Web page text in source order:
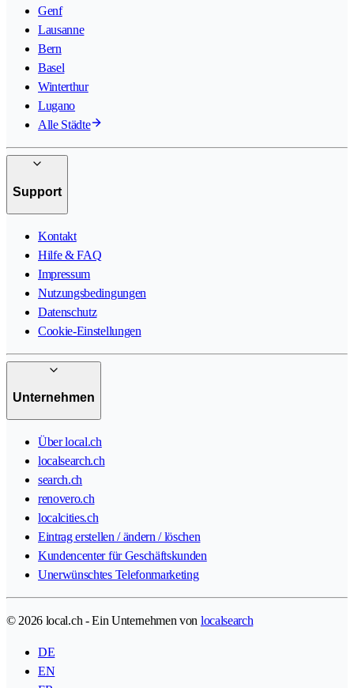
Genf
Lausanne
Bern
Basel
Winterthur
Lugano
Alle Städte
Support
Kontakt
Hilfe & FAQ
Impressum
Nutzungsbedingungen
Datenschutz
Cookie-Einstellungen
Unternehmen
Über local.ch
localsearch.ch
search.ch
renovero.ch
localcities.ch
Eintrag erstellen / ändern / löschen
Kundencenter für Geschäftskunden
Unerwünschtes Telefonmarketing
© 2026 local.ch - Ein Unternehmen von localsearch
DE
EN